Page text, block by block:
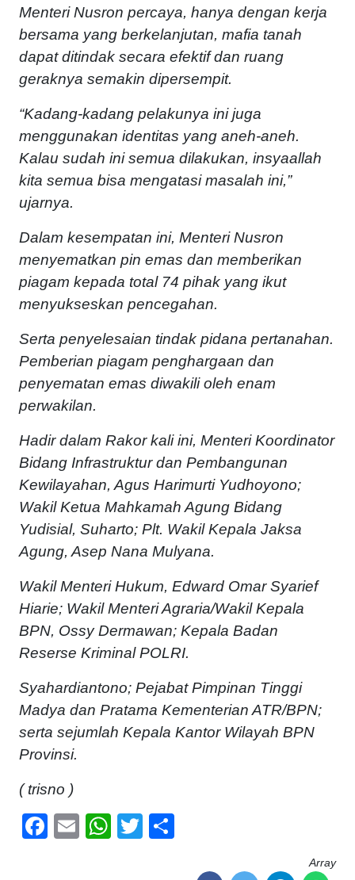
Menteri Nusron percaya, hanya dengan kerja
bersama yang berkelanjutan, mafia tanah
dapat ditindak secara efektif dan ruang
geraknya semakin dipersempit.
“Kadang-kadang pelakunya ini juga
menggunakan identitas yang aneh-aneh.
Kalau sudah ini semua dilakukan, insyaallah
kita semua bisa mengatasi masalah ini,”
ujarnya.
Dalam kesempatan ini, Menteri Nusron
menyematkan pin emas dan memberikan
piagam kepada total 74 pihak yang ikut
menyukseskan pencegahan.
Serta penyelesaian tindak pidana pertanahan.
Pemberian piagam penghargaan dan
penyematan emas diwakili oleh enam
perwakilan.
Hadir dalam Rakor kali ini, Menteri Koordinator
Bidang Infrastruktur dan Pembangunan
Kewilayahan, Agus Harimurti Yudhoyono;
Wakil Ketua Mahkamah Agung Bidang
Yudisial, Suharto; Plt. Wakil Kepala Jaksa
Agung, Asep Nana Mulyana.
Wakil Menteri Hukum, Edward Omar Syarief
Hiarie; Wakil Menteri Agraria/Wakil Kepala
BPN, Ossy Dermawan; Kepala Badan
Reserse Kriminal POLRI.
Syahardiantono; Pejabat Pimpinan Tinggi
Madya dan Pratama Kementerian ATR/BPN;
serta sejumlah Kepala Kantor Wilayah BPN
Provinsi.
( trisno )
Facebook
EmailWhatsApp
Twitter
Array